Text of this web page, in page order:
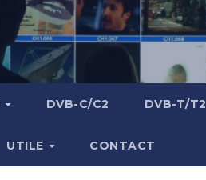
DVB-C/C2 DVB-T/T2
UTILE CONTACT